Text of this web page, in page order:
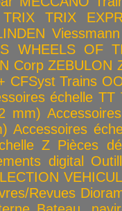
TRIX
TRIX
Viessmann
WHEELS OF
Corp ZEBULON
CFSyst Trains
échelle TT
mm)
Accessoires
Z Pièces
digital
Revues